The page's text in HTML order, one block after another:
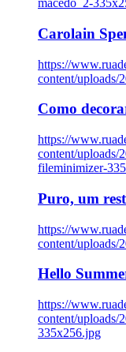
macedo_2-
Carolain
https://
content/uploads/
Como
https://
content/uploads/
fileminimizer-
Puro, um
https://
content/uploads/
Hello
https://
content/uploads/
335x256.jpg